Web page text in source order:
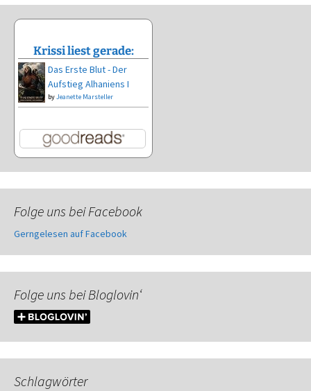
Krissi liest gerade:
Das Erste Blut - Der
Aufstieg Alhaniens I
byJeanette Marsteller
Folge uns bei Facebook
Gerngelesen auf Facebook
Folge uns bei Bloglovin‘
Schlagwörter